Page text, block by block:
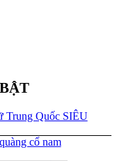
Trung Quốc SIÊU
cổ nam